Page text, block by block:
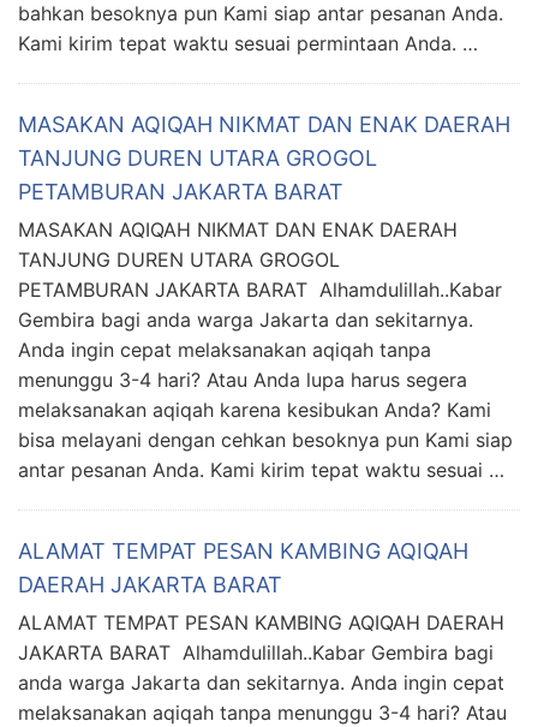
bahkan besoknya pun Kami siap antar pesanan Anda.
Kami kirim tepat waktu sesuai permintaan Anda. …
MASAKAN AQIQAH NIKMAT DAN ENAK DAERAH
TANJUNG DUREN UTARA GROGOL
PETAMBURAN JAKARTA BARAT
MASAKAN AQIQAH NIKMAT DAN ENAK DAERAH
TANJUNG DUREN UTARA GROGOL
PETAMBURAN JAKARTA BARAT Alhamdulillah..Kabar
Gembira bagi anda warga Jakarta dan sekitarnya.
Anda ingin cepat melaksanakan aqiqah tanpa
menunggu 3-4 hari? Atau Anda lupa harus segera
melaksanakan aqiqah karena kesibukan Anda? Kami
bisa melayani dengan cehkan besoknya pun Kami siap
antar pesanan Anda. Kami kirim tepat waktu sesuai …
ALAMAT TEMPAT PESAN KAMBING AQIQAH
DAERAH JAKARTA BARAT
ALAMAT TEMPAT PESAN KAMBING AQIQAH DAERAH
JAKARTA BARAT Alhamdulillah..Kabar Gembira bagi
anda warga Jakarta dan sekitarnya. Anda ingin cepat
melaksanakan aqiqah tanpa menunggu 3-4 hari? Atau